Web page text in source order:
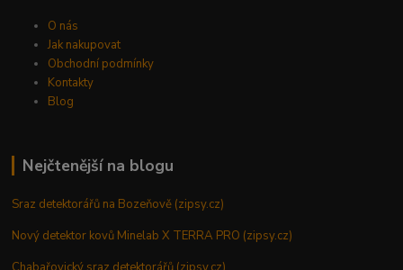
O nás
Jak nakupovat
Obchodní podmínky
Kontakty
Blog
Nejčtenější na blogu
Sraz detektorářů na Bozeňově (zipsy.cz)
Nový detektor kovů Minelab X TERRA PRO (zipsy.cz)